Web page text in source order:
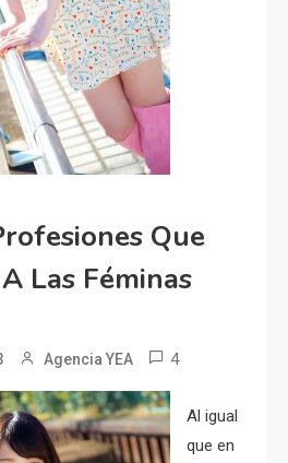
Que
Las Féminas
Agencia YEA 4
Al igual
que en